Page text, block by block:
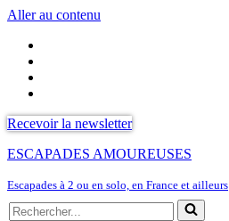
Aller au contenu
Recevoir la newsletter
ESCAPADES AMOUREUSES
Escapades à 2 ou en solo, en France et ailleurs
Rechercher...